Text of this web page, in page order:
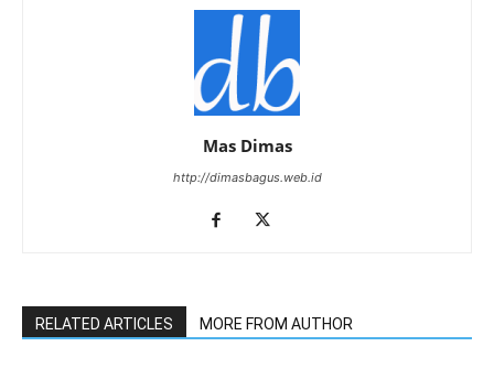
Mas Dimas
http://dimasbagus.web.id
RELATED ARTICLES MORE FROM AUTHOR